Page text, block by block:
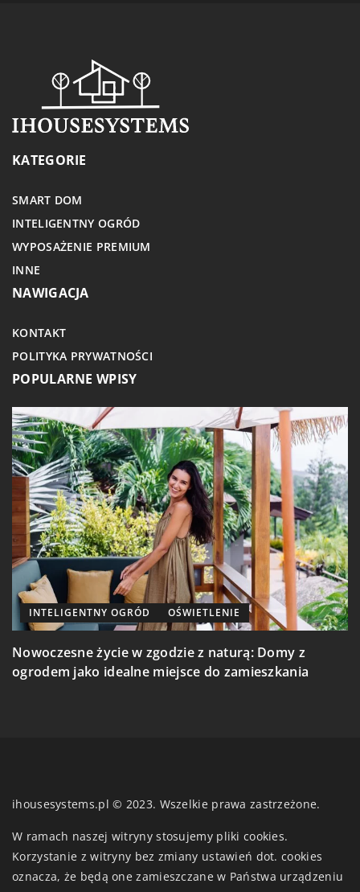
KATEGORIE
SMART DOM
INTELIGENTNY OGRÓD
WYPOSAŻENIE PREMIUM
INNE
NAWIGACJA
KONTAKT
POLITYKA PRYWATNOŚCI
POPULARNE WPISY
INTELIGENTNY OGRÓD OŚWIETLENIE
Nowoczesne życie w zgodzie z naturą: Domy z
ogrodem jako idealne miejsce do zamieszkania
ihousesystems.pl © 2023. Wszelkie prawa zastrzeżone.
W ramach naszej witryny stosujemy pliki cookies.
Korzystanie z witryny bez zmiany ustawień dot. cookies
oznacza, że będą one zamieszczane w Państwa urządzeniu